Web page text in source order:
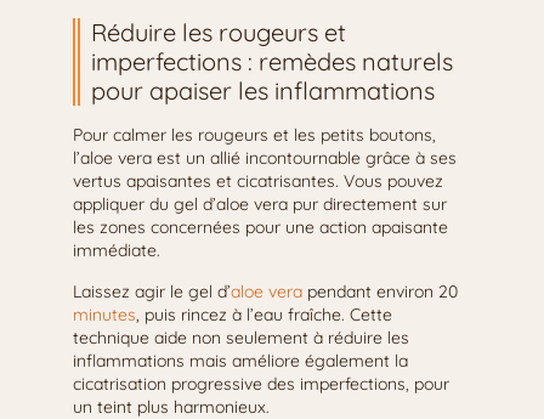
Réduire les rougeurs et
imperfections : remèdes naturels
pour apaiser les inflammations
Pour calmer les rougeurs et les petits boutons,
l’aloe vera est un allié incontournable grâce à ses
vertus apaisantes et cicatrisantes. Vous pouvez
appliquer du gel d’aloe vera pur directement sur
les zones concernées pour une action apaisante
immédiate.
Laissez agir le gel d’aloe vera pendant environ 20
minutes, puis rincez à l’eau fraîche. Cette
technique aide non seulement à réduire les
inflammations mais améliore également la
cicatrisation progressive des imperfections, pour
un teint plus harmonieux.